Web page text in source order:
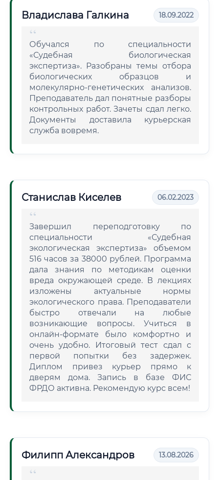
Владислава Галкина 18.09.2022
Обучался по специальности
«Судебная биологическая
экспертиза». Разобраны темы отбора
биологических образцов и
молекулярно-генетических анализов.
Преподаватель дал понятные разборы
контрольных работ. Зачеты сдал легко.
Документы доставила курьерская
служба вовремя.
Станислав Киселев 06.02.2023
Завершил переподготовку по
специальности «Судебная
экологическая экспертиза» объемом
516 часов за 38000 рублей. Программа
дала знания по методикам оценки
вреда окружающей среде. В лекциях
изложены актуальные нормы
экологического права. Преподаватели
быстро отвечали на любые
возникающие вопросы. Учиться в
онлайн-формате было комфортно и
очень удобно. Итоговый тест сдал с
первой попытки без задержек.
Диплом привез курьер прямо к
дверям дома. Запись в базе ФИС
ФРДО активна. Рекомендую курс всем!
Филипп Александров 13.08.2026